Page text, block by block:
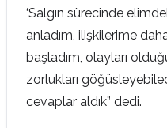
‘Salgın sürecinde
anladım, ilişkilerime
başladım, olayları
zorlukları
cevaplar aldık” dedi.